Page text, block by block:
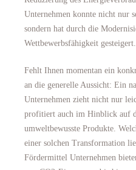
Unternehmen konnte nicht nur
sondern hat durch die
Wettbewerbsfähigkeit gesteigert.
Fehlt Ihnen momentan ein
an die generelle Aussicht: Ein
Unternehmen zieht nicht nur
profitiert auch im Hinblick auf
umweltbewusste Produkte.
einer solchen Transformation
Fördermittel Unternehmen